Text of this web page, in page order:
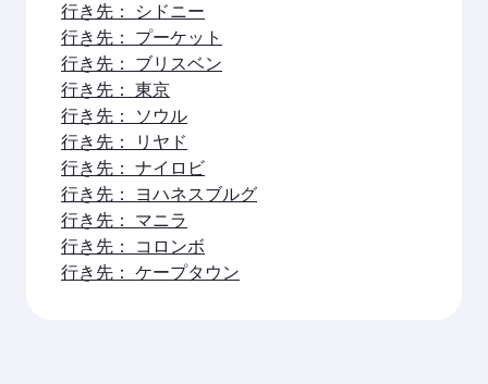
行き先： シドニー
行き先： プーケット
行き先： ブリスベン
行き先： 東京
行き先： ソウル
行き先： リヤド
行き先： ナイロビ
行き先： ヨハネスブルグ
行き先： マニラ
行き先： コロンボ
行き先： ケープタウン